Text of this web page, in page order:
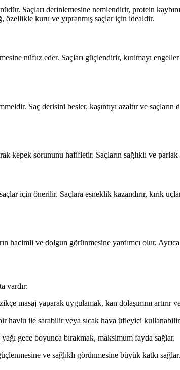
Saçları derinlemesine nemlendirir, protein kaybını
özellikle kuru ve yıpranmış saçlar için idealdir.
nüfuz eder. Saçları güçlendirir, kırılmayı
Saç derisini besler, kaşıntıyı azaltır ve
kepek sorununu hafifletir. Saçların sağlıklı ve
için önerilir. Saçlara esneklik kazandırır, kırık
hacimli ve dolgun görünmesine yardımcı olur.
vardır:
masaj yaparak uygulamak, kan dolaşımını artırır
bir havlu ile sarabilir veya sıcak hava üfleyici
gece boyunca bırakmak, maksimum fayda sağlar.
ve sağlıklı görünmesine büyük katkı sağlar.